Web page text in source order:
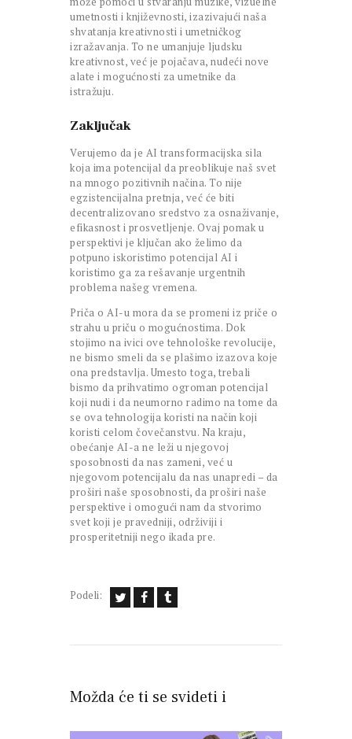
umetnosti i književnosti, izazivajući naša
shvatanja kreativnosti i umetničkog
izražavanja. To ne umanjuje ljudsku
kreativnost, već je pojačava, nudeći nove
alate i mogućnosti za umetnike da
istražuju.
Zaključak
Verujemo da je AI transformacijska sila
koja ima potencijal da preoblikuje naš svet
na mnogo pozitivnih načina. To nije
egzistencijalna pretnja, već će biti
decentralizovano sredstvo za osnaživanje,
efikasnost i prosvetljenje. Ovaj pomak u
perspektivi je ključan ako želimo da
potpuno iskoristimo potencijal AI i
koristimo ga za rešavanje urgentnih
problema našeg vremena.
Priča o AI-u mora da se promeni iz priče o
strahu u priču o mogućnostima. Dok
stojimo na ivici ove tehnološke revolucije,
ne bismo smeli da se plašimo izazova koje
ona predstavlja. Umesto toga, trebali
bismo da prihvatimo ogroman potencijal
koji nudi i da neumorno radimo na tome da
se ova tehnologija koristi na način koji
koristi celom čovečanstvu. Na kraju,
obećanje AI-a ne leži u njegovoj
sposobnosti da nas zameni, već u
njegovom potencijalu da nas unapredi – da
proširi naše sposobnosti, da proširi naše
perspektive i omogući nam da stvorimo
svet koji je pravedniji, održiviji i
prosperitetniji nego ikada pre.
Podeli:
Možda će ti se svideti i